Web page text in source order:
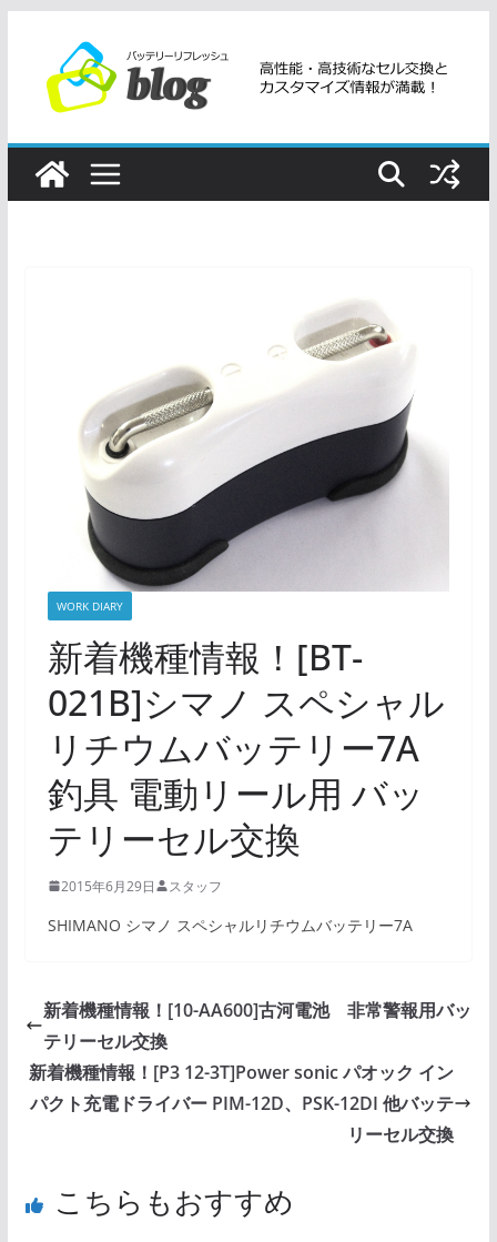
ツ
WORK DIARY
新着機種情報！[BT-
021B]シマノ スペシャル
リチウムバッテリー7A
釣具 電動リール用 バッ
テリーセル交換
2015年6月29日 スタッフ
SHIMANO シマノ スペシャルリチウムバッテリー7A
新着機種情報！[10-AA600]古河電池 非常警報用バッ
テリーセル交換
新着機種情報！[P3 12-3T]Power sonic パオック イン
パクト充電ドライバー PIM-12D、PSK-12DI 他バッテ
リーセル交換
こちらもおすすめ